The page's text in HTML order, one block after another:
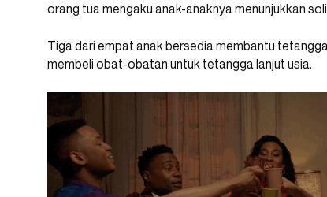
orang tua mengaku anak-anaknya menunjukkan
Tiga dari empat anak bersedia membantu
membeli obat-obatan untuk tetangga lanjut usia.